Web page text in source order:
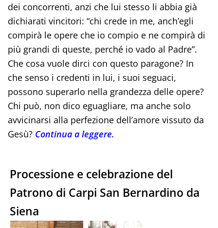
dei concorrenti, anzi che lui stesso li abbia già
dichiarati vincitori: “chi crede in me, anch’egli
compirà le opere che io compio e ne compirà di
più grandi di queste, perché io vado al Padre”.
Che cosa vuole dirci con questo paragone? In
che senso i credenti in lui, i suoi seguaci,
possono superarlo nella grandezza delle opere?
Chi può, non dico eguagliare, ma anche solo
avvicinarsi alla perfezione dell’amore vissuto da
Gesù? Continua a leggere.
Processione e celebrazione del
Patrono di Carpi San Bernardino da
Siena